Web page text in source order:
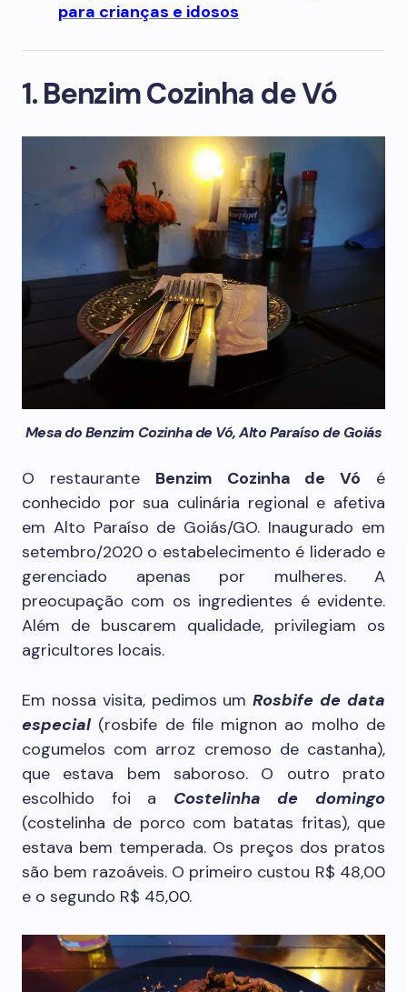
para crianças e idosos
1. Benzim Cozinha de Vó
Mesa do Benzim Cozinha de Vó, Alto Paraíso de Goiás
O restaurante Benzim Cozinha de Vó é
conhecido por sua culinária regional e afetiva
em Alto Paraíso de Goiás/GO. Inaugurado em
setembro/2020 o estabelecimento é liderado e
gerenciado apenas por mulheres. A
preocupação com os ingredientes é evidente.
Além de buscarem qualidade, privilegiam os
agricultores locais.
Em nossa visita, pedimos umRosbife de data
especial (rosbife de file mignon ao molho de
cogumelos com arroz cremoso de castanha),
que estava bem saboroso. O outro prato
escolhido foi a Costelinha de domingo
(costelinha de porco com batatas fritas), que
estava bem temperada. Os preços dos pratos
são bem razoáveis. O primeiro custou R$ 48,00
e o segundo R$ 45,00.